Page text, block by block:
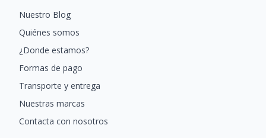
Nuestro Blog
Quiénes somos
¿Donde estamos?
Formas de pago
Transporte y entrega
Nuestras marcas
Contacta con nosotros